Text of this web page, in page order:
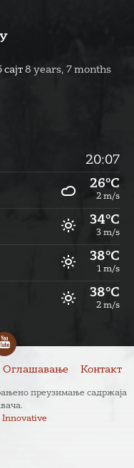
8 years, 7 months
20:07
26°C
2 m/s
34°C
3 m/s
38°C
1 m/s
38°C
2 m/s
YouTube
Оглашавање Контакт
преузимање садржаја
Innovative